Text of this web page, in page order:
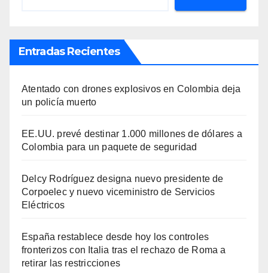
Entradas Recientes
Atentado con drones explosivos en Colombia deja
un policía muerto
EE.UU. prevé destinar 1.000 millones de dólares a
Colombia para un paquete de seguridad
Delcy Rodríguez designa nuevo presidente de
Corpoelec y nuevo viceministro de Servicios
Eléctricos
España restablece desde hoy los controles
fronterizos con Italia tras el rechazo de Roma a
retirar las restricciones